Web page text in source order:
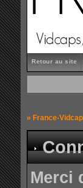
Retour au site
» France-
Merci